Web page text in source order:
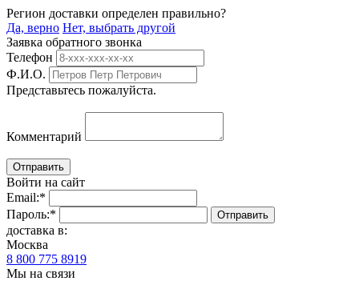
Регион доставки определен правильно?
Да, верно Нет, выбрать другой
Заявка обратного звонка
Телефон
Ф.И.О.
Представьтесь пожалуйста.
Комментарий
Войти на сайт
Email:*
Пароль:*
доставка в:
Москва
8 800 775 8919
Мы на связи